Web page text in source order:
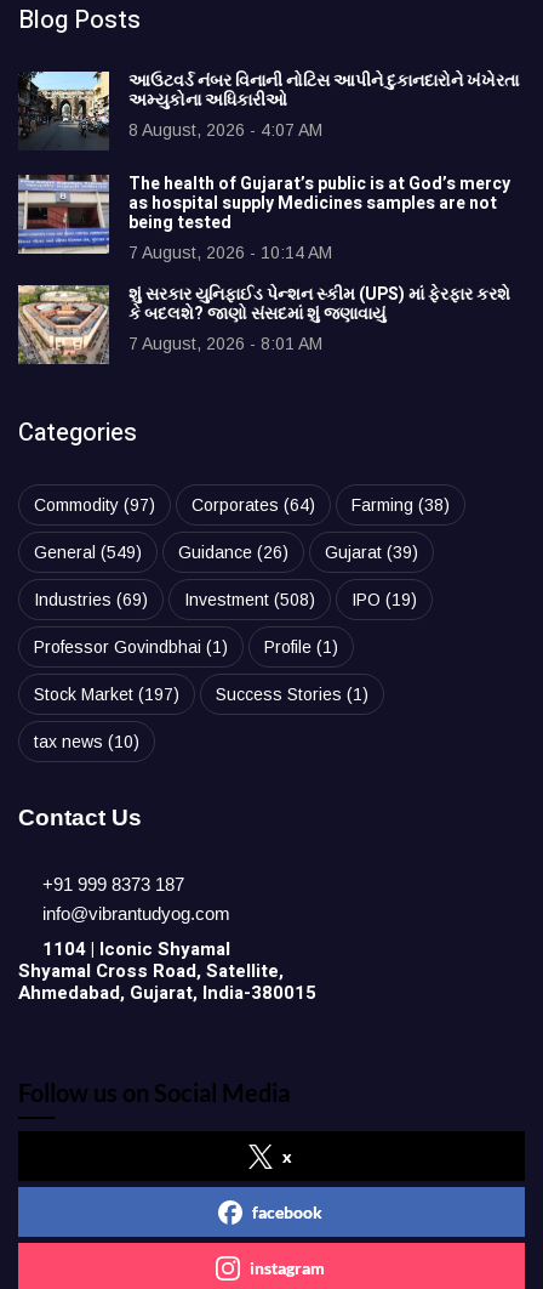
Blog Posts
આઉટવર્ડ નંબર વિનાની નોટિસ આપીને દુકાનદારોને ખંખેરતા
અમ્યુકોના અધિકારીઓ
8 August, 2026 - 4:07 AM
The health of Gujarat’s public is at God’s mercy
as hospital supply Medicines samples are not
being tested
7 August, 2026 - 10:14 AM
શું સરકાર યુનિફાઈડ પેન્શન સ્કીમ (UPS) માં ફેરફાર કરશે
કે બદલશે? જાણો સંસદમાં શું જણાવાયું
7 August, 2026 - 8:01 AM
Categories
Commodity (97) Corporates (64) Farming (38)
General (549) Guidance (26) Gujarat (39)
Industries (69) Investment (508) IPO (19)
Professor Govindbhai (1) Profile (1)
Stock Market (197) Success Stories (1)
tax news (10)
Contact Us
+91 999 8373 187
info@vibrantudyog.com
1104 | Iconic Shyamal
Shyamal Cross Road, Satellite,
Ahmedabad, Gujarat, India-380015
Follow us on Social Media
x
facebook
instagram